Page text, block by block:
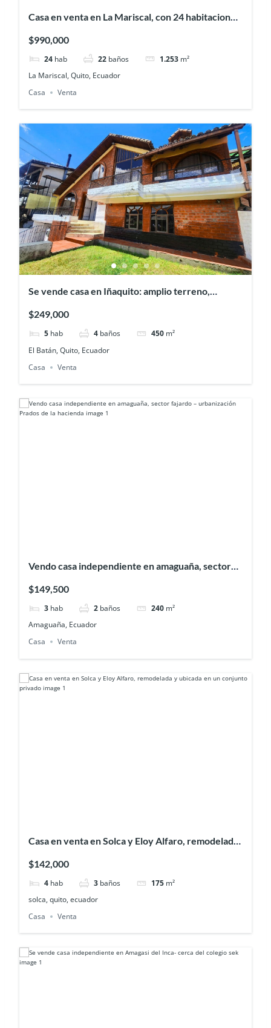
Casa en venta en La Mariscal, con 24 habitaciones
$990,000
24 hab 22 baños 1.253 m²
La Mariscal, Quito, Ecuador
Casa
Venta
Se vende casa en Iñaquito: amplio terreno,
$249,000
5 hab 4 baños 450 m²
El Batán, Quito, Ecuador
Casa
Venta
Vendo casa independiente en amaguaña, sector
$149,500
3 hab 2 baños 240 m²
Amaguaña, Ecuador
Casa
Venta
Casa en venta en Solca y Eloy Alfaro, remodelada
$142,000
4 hab 3 baños 175 m²
solca, quito, ecuador
Casa
Venta